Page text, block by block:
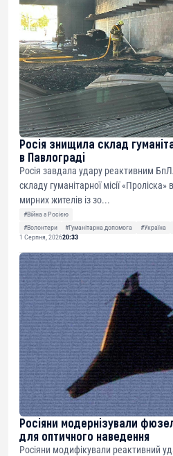
Росія знищила склад
в Павлограді
Росія завдала удару реактивним
складу гуманітарної місії
мирних жителів із зо...
#Війна з Росією
#Волонтери
#Гуманітарна допомога #Україна
1 Серпня, 202620:33
Росіяни модернізували
для оптичного наведення
Росіяни модифікували реактивний